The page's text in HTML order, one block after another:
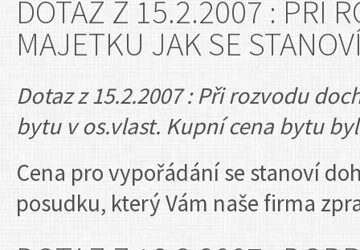
DOTAZ Z 15.2.2007 : PŘI
MAJETKU JAK SE
Dotaz z 15.2.2007 : Při rozvodu
bytu v os.vlast. Kupní cena bytu
Cena pro vypořádání se stanoví
posudku, který Vám naše firma